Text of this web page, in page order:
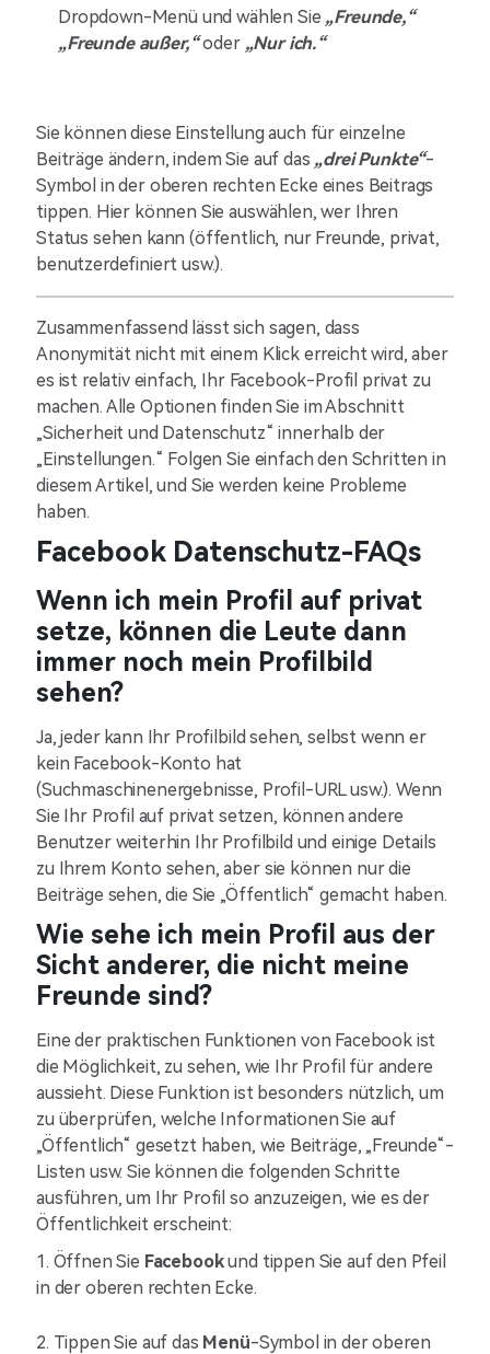
Dropdown-Menü und wählen Sie „Freunde,“
„Freunde außer,“oder „Nur ich.“
Sie können diese Einstellung auch für einzelne
Beiträge ändern, indem Sie auf das „drei Punkte“-
Symbol in der oberen rechten Ecke eines Beitrags
tippen. Hier können Sie auswählen, wer Ihren
Status sehen kann (öffentlich, nur Freunde, privat,
benutzerdefiniert usw.).
Zusammenfassend lässt sich sagen, dass
Anonymität nicht mit einem Klick erreicht wird, aber
es ist relativ einfach, Ihr Facebook-Profil privat zu
machen. Alle Optionen finden Sie im Abschnitt
„Sicherheit und Datenschutz“ innerhalb der
„Einstellungen.“ Folgen Sie einfach den Schritten in
diesem Artikel, und Sie werden keine Probleme
haben.
Facebook Datenschutz-FAQs
Wenn ich mein Profil auf privat
setze, können die Leute dann
immer noch mein Profilbild
sehen?
Ja, jeder kann Ihr Profilbild sehen, selbst wenn er
kein Facebook-Konto hat
(Suchmaschinenergebnisse, Profil-URL usw.). Wenn
Sie Ihr Profil auf privat setzen, können andere
Benutzer weiterhin Ihr Profilbild und einige Details
zu Ihrem Konto sehen, aber sie können nur die
Beiträge sehen, die Sie „Öffentlich“ gemacht haben.
Wie sehe ich mein Profil aus der
Sicht anderer, die nicht meine
Freunde sind?
Eine der praktischen Funktionen von Facebook ist
die Möglichkeit, zu sehen, wie Ihr Profil für andere
aussieht. Diese Funktion ist besonders nützlich, um
zu überprüfen, welche Informationen Sie auf
„Öffentlich“ gesetzt haben, wie Beiträge, „Freunde“-
Listen usw. Sie können die folgenden Schritte
ausführen, um Ihr Profil so anzuzeigen, wie es der
Öffentlichkeit erscheint:
1. Öffnen Sie Facebookund tippen Sie auf den Pfeil
in der oberen rechten Ecke.
2. Tippen Sie auf das Menü-Symbol in der oberen